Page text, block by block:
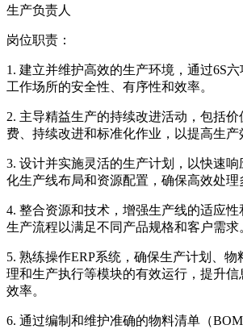
生产负责人
岗位职责：
1. 建立并维护高效的生产环境，通过6S
工作场所的安全性、有序性和效率。
2. 主导精益生产的持续改进活动，包括
费、持续改进和标准化作业，以提高生产
3. 设计并实施灵活的生产计划，以快速
化生产线布局和资源配置，确保高效处理
4. 整合资源和技术，增强生产线的适应
生产流程以满足不同产品规格和客户需求
5. 熟练操作ERP系统，确保生产计划、
理和生产执行等模块的有效运行，提升
效率。
6. 通过编制和维护准确的物料清单（